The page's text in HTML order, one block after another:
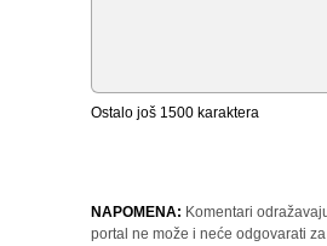
Ostalo još 1500 karaktera
NAPOMENA: Komentari
portal ne može i neće odgovarati